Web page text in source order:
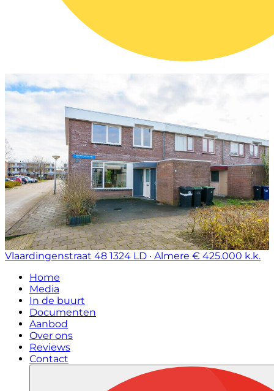
Vlaardingenstraat 48 1324 LD · Almere € 425.000 k.k.
Home
Media
In de buurt
Documenten
Aanbod
Over ons
Reviews
Contact